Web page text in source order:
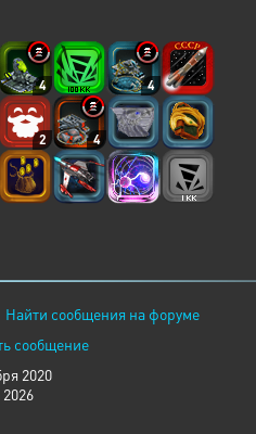
4 4
2 4
Найти сообщения на форуме
сообщение
2020
2026